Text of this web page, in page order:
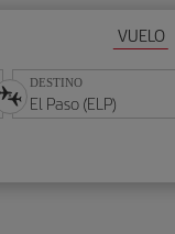
VUELO
DESTINO